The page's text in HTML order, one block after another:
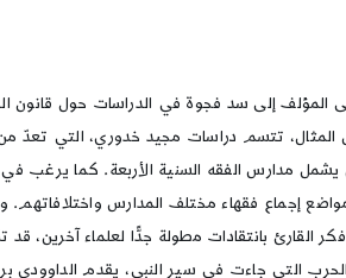
إلى سد فجوة في الدراسات حول قانون
تتسم دراسات مجيد خدوري، التي تعدّ من
إجماع فقهاء مختلف المدارس
القارئ بانتقادات مطولة جدًّا لعلماء
الحرب التي جاءت في سير النبي، يقدم الداوودي